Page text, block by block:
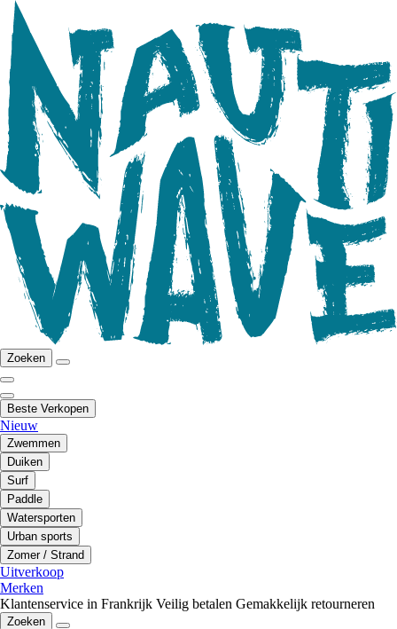
Zoeken
Beste Verkopen
Nieuw
Zwemmen
Duiken
Surf
Paddle
Watersporten
Urban sports
Zomer / Strand
Uitverkoop
Merken
Klantenservice in Frankrijk Veilig betalen Gemakkelijk retourneren
Zoeken